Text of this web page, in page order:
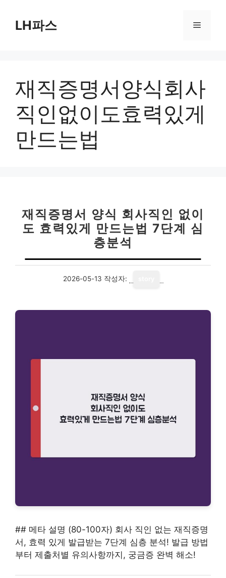
LH파스 메
재직증명서양식회사
직인없이도효력있게
만드는법
재직증명서 양식 회사직인 없이
도 효력있게 만드는법 7단계 심
층분석
2026-05-13 작성자:
## 메타 설명 (80-100자) 회사 직인 없는 재직증명
서, 효력 있게 발급받는 7단계 심층 분석! 발급 방법
부터 제출처별 유의사항까지, 궁금증 완벽 해소!